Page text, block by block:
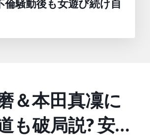
倫騒動後も女遊び続け自
＆本田真凜に
も破局説? 安藤